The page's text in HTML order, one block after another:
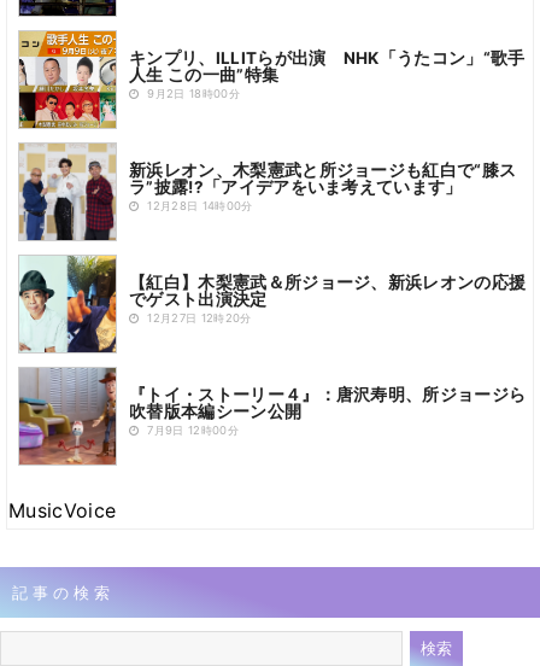
キンプリ、ILLITらが出演 NHK「うたコン」“歌手
人生 この一曲”特集
9月2日 18時00分
新浜レオン、木梨憲武と所ジョージも紅白で“膝ス
ラ”披露!?「アイデアをいま考えています」
12月28日 14時00分
【紅白】木梨憲武＆所ジョージ、新浜レオンの応援
でゲスト出演決定
12月27日 12時20分
『トイ・ストーリー４』：唐沢寿明、所ジョージら
吹替版本編シーン公開
7月9日 12時00分
MusicVoice
記事の検索